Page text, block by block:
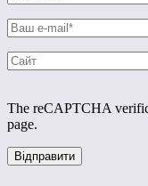
The reCAPTCHA
page.